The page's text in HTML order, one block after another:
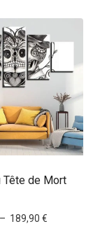
19,90 €
à
189,90 €
Tête de Mort
– 189,90 €